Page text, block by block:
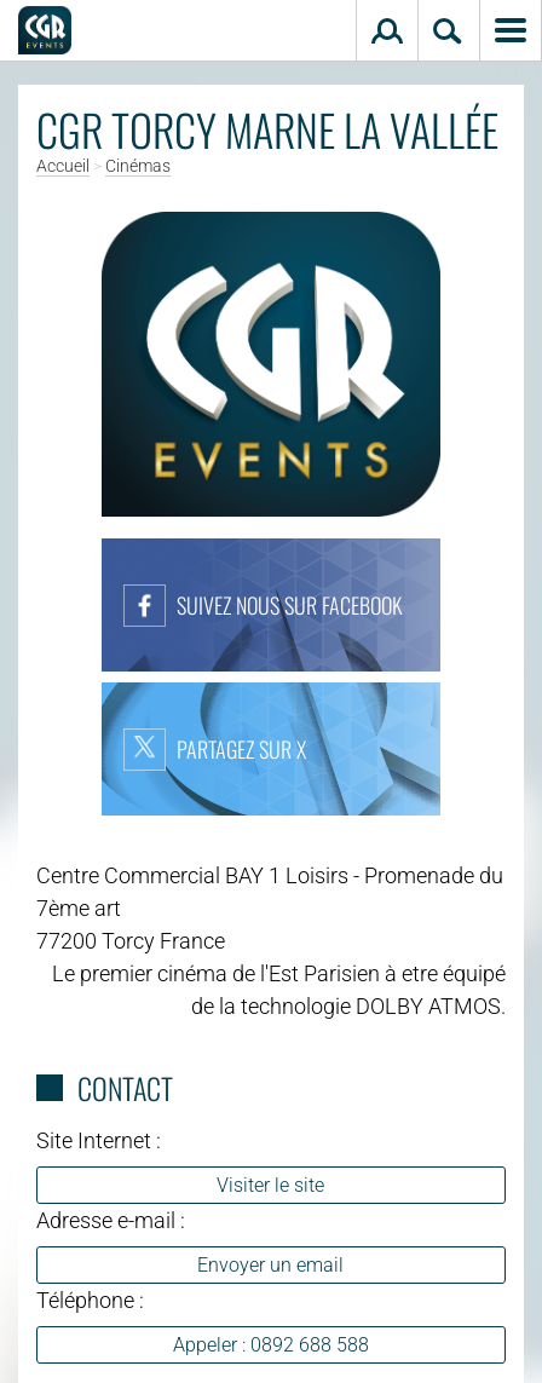
CGR TORCY MARNE LA VALLÉE
Accueil > Cinémas
SUIVEZ NOUS SUR FACEBOOK
PARTAGEZ SUR X
Centre Commercial BAY 1 Loisirs - Promenade du
7ème art
77200 Torcy France
Le premier cinéma de l'Est Parisien à etre équipé
de la technologie DOLBY ATMOS.
CONTACT
Site Internet :
Visiter le site
Adresse e-mail :
Envoyer un email
Téléphone :
Appeler : 0892 688 588